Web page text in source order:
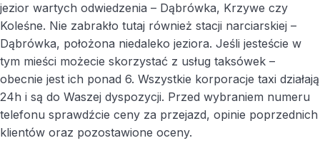
jezior wartych odwiedzenia – Dąbrówka, Krzywe czy
Koleśne. Nie zabrakło tutaj również stacji narciarskiej –
Dąbrówka, położona niedaleko jeziora. Jeśli jesteście w
tym mieści możecie skorzystać z usług taksówek –
obecnie jest ich ponad 6. Wszystkie korporacje taxi działają
24h i są do Waszej dyspozycji. Przed wybraniem numeru
telefonu sprawdźcie ceny za przejazd, opinie poprzednich
klientów oraz pozostawione oceny.